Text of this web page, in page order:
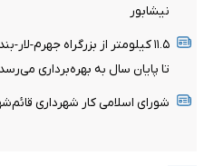
نیشابور
تا پایان سال به بهره‌برداری
شورای اسلامی کار شهرداری